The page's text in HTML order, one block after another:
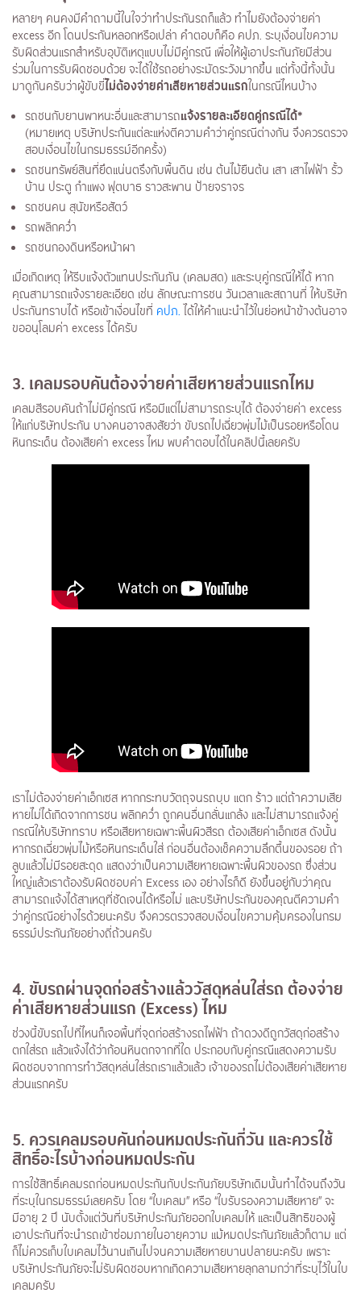
หลายๆ คนคงมีคำถามนี้ในใจว่าทำประกันรถก็แล้ว ทำไมยังต้องจ่ายค่า
excess อีก โดนประกันหลอกหรือเปล่า คำตอบก็คือ คปภ. ระบุเงื่อนไขความ
รับผิดส่วนแรกสำหรับอุบัติเหตุแบบไม่มีคู่กรณี เพื่อให้ผู้เอาประกันภัยมีส่วน
ร่วมในการรับผิดชอบด้วย จะได้ใช้รถอย่างระมัดระวังมากขึ้น แต่ทั้งนี้ทั้งนั้น
มาดูกันครับว่าผู้ขับขี่ไม่ต้องจ่ายค่าเสียหายส่วนแรกในกรณีไหนบ้าง
รถชนกับยานพาหนะอื่นและสามารถแจ้งรายละเอียดคู่กรณีได้*
(หมายเหตุ บริษัทประกันแต่ละแห่งตีความคำว่าคู่กรณีต่างกัน จึงควรตรวจ
สอบเงื่อนไขในกรมธรรม์อีกครั้ง)
รถชนทรัพย์สินที่ยึดแน่นตรึงกับพื้นดิน เช่น ต้นไม้ยืนต้น เสา เสาไฟฟ้า รั้ว
บ้าน ประตู กำแพง ฟุตบาธ ราวสะพาน ป้ายจราจร
รถชนคน สุนัขหรือสัตว์
รถพลิกคว่ำ
รถชนกองดินหรือหน้าผา
เมื่อเกิดเหตุ ให้รีบแจ้งตัวแทนประกันภัน (เคลมสด) และระบุคู่กรณีให้ได้ หาก
คุณสามารถแจ้งรายละเอียด เช่น ลักษณะการชน วันเวลาและสถานที่ ให้บริษัท
ประกันทราบได้ หรือเข้าเงื่อนไขที่ คปภ. ได้ให้คำแนะนำไว้ในย่อหน้าข้างต้นอาจ
ขออนุโลมค่า excess ได้ครับ
3. เคลมรอบคันต้องจ่ายค่าเสียหายส่วนแรกไหม
เคลมสีรอบคันถ้าไม่มีคู่กรณี หรือมีแต่ไม่สามารถระบุได้ ต้องจ่ายค่า excess
ให้แก่บริษัทประกัน บางคนอาจสงสัยว่า ขับรถไปเฉี่ยวพุ่มไม้เป็นรอยหรือโดน
หินกระเด็น ต้องเสียค่า excess ไหม พบคำตอบได้ในคลิปนี้เลยครับ
เราไม่ต้องจ่ายค่าเอ็กเซส หากกระทบวัตถุจนรถบุบ แตก ร้าว แต่ถ้าความเสีย
หายไม่ได้เกิดจากการชน พลิกคว่ำ ถูกคนอื่นกลั่นแกล้ง และไม่สามารถแจ้งคู่
กรณีให้บริษัททราบ หรือเสียหายเฉพาะพื้นผิวสีรถ ต้องเสียค่าเอ็กเซส ดังนั้น
หากรถเฉี่ยวพุ่มไม้หรือหินกระเด็นใส่ ก่อนอื่นต้องเช็คความลึกตื้นของรอย ถ้า
ลูบแล้วไม่มีรอยสะดุด แสดงว่าเป็นความเสียหายเฉพาะพื้นผิวของรถ ซึ่งส่วน
ใหญ่แล้วเราต้องรับผิดชอบค่า Excess เอง อย่างไรก็ดี ยังขึ้นอยู่กับว่าคุณ
สามารถแจ้งได้สาเหตุที่ชัดเจนได้หรือไม่ และบริษัทประกันของคุณตีความคำ
ว่าคู่กรณีอย่างไรด้วยนะครับ จึงควรตรวจสอบเงื่อนไขความคุ้มครองในกรม
ธรรม์ประกันภัยอย่างถี่ถ้วนครับ
4. ขับรถผ่านจุดก่อสร้างแล้ววัสดุหล่นใส่รถ ต้องจ่าย
ค่าเสียหายส่วนแรก (Excess) ไหม
ช่วงนี้ขับรถไปที่ไหนก็เจอพื้นที่จุดก่อสร้างรถไฟฟ้า ถ้าดวงดีถูกวัสดุก่อสร้าง
ตกใส่รถ แล้วแจ้งได้ว่าก้อนหินตกจากที่ใด ประกอบกับคู่กรณีแสดงความรับ
ผิดชอบจากการทำวัสดุหล่นใส่รถเราแล้วแล้ว เจ้าของรถไม่ต้องเสียค่าเสียหาย
ส่วนแรกครับ
5. ควรเคลมรอบคันก่อนหมดประกันกี่วัน และควรใช้
สิทธิ์อะไรบ้างก่อนหมดประกัน
การใช้สิทธิ์เคลมรถก่อนหมดประกันกับประกันภัยบริษัทเดิมนั้นทำได้จนถึงวัน
ที่ระบุในกรมธรรม์เลยครับ โดย “ใบเคลม” หรือ “ใบรับรองความเสียหาย” จะ
มีอายุ 2 ปี นับตั้งแต่วันที่บริษัทประกันภัยออกใบเคลมให้ และเป็นสิทธิของผู้
เอาประกันที่จะนำรถเข้าซ่อมภายในอายุความ แม้หมดประกันภัยแล้วก็ตาม แต่
ก็ไม่ควรเก็บใบเคลมไว้นานเกินไปจนความเสียหายบานปลายนะครับ เพราะ
บริษัทประกันภัยจะไม่รับผิดชอบหากเกิดความเสียหายลุกลามกว่าที่ระบุไว้ในใบ
เคลมครับ